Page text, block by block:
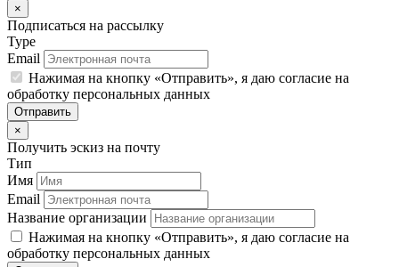
×
Подписаться на рассылку
Type
Email
Нажимая на кнопку «Отправить», я даю согласие на
обработку персональных данных
Отправить
×
Получить эскиз на почту
Тип
Имя
Email
Название организации
Нажимая на кнопку «Отправить», я даю согласие на
обработку персональных данных